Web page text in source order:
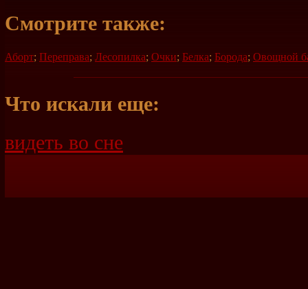
Смотрите также:
Аборт; Переправа; Лесопилка; Очки; Белка; Борода; Овощной
Что искали еще:
видеть во сне